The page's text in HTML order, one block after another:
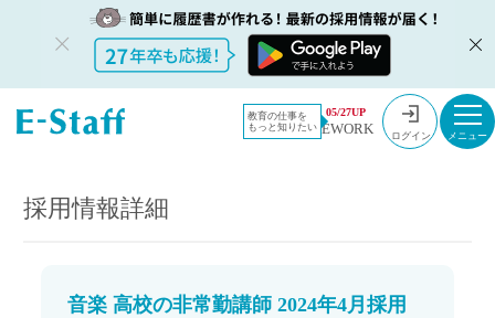
教育の仕事を
もっと知りたい
05/27UP
EWORK ログイン
教員採用情
報のイー・
採用情報
音楽 高校の非常勤講師 2024年4月採用
採用情報詳細
音楽 高校の非常勤講師 2024年4月採用